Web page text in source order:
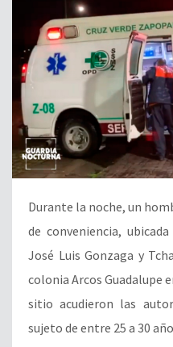
Durante la noche, un
de conveniencia,
José Luis Gonzaga y
colonia Arcos Guadalupe
sitio acudieron las
sujeto de entre 25 a 30